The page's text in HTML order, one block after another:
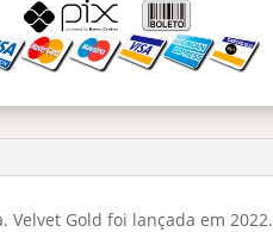
Gold foi lançada em 2022.